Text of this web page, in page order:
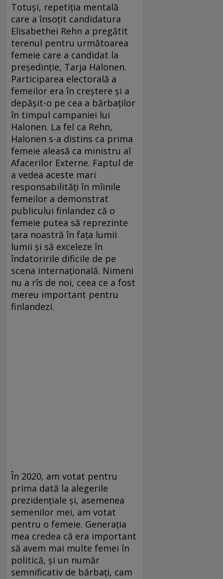
Totuși, repetiția mentală
care a însoțit candidatura
Elisabethei Rehn a pregătit
terenul pentru următoarea
femeie care a candidat la
președinție, Tarja Halonen.
Participarea electorală a
femeilor era în creștere și a
depășit-o pe cea a bărbaților
în timpul campaniei lui
Halonen. La fel ca Rehn,
Halonen s-a distins ca prima
femeie aleasă ca ministru al
Afacerilor Externe. Faptul de
a vedea aceste mari
responsabilități în mîinile
femeilor a demonstrat
publicului finlandez că o
femeie putea să reprezinte
țara noastră în fața lumii
lumii și să exceleze în
îndatoririle dificile de pe
scena internațională. Nimeni
nu a rîs de noi, ceea ce a fost
mereu important pentru
finlandezi.
În 2020, am votat pentru
prima dată la alegerile
prezidențiale și, asemenea
semenilor mei, am votat
pentru o femeie. Generația
mea credea că era important
să avem mai multe femei în
politică, și un număr
semnificativ de bărbați, cam